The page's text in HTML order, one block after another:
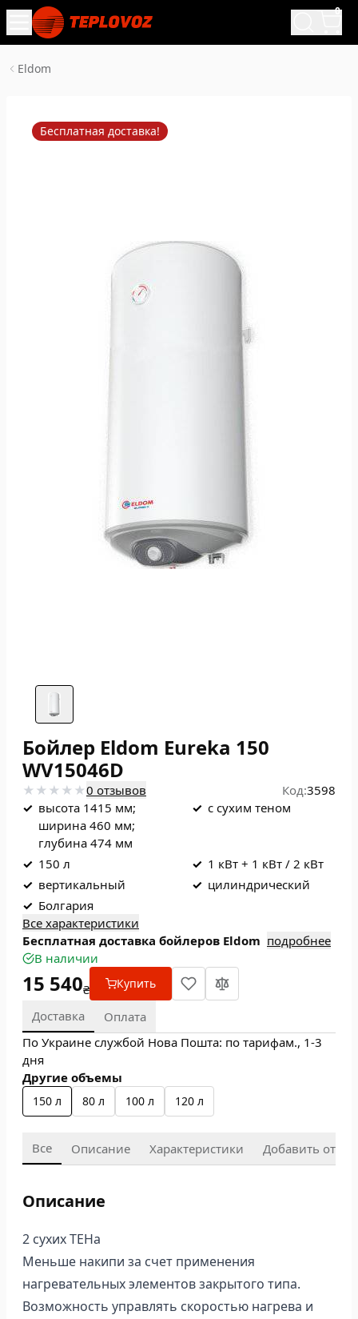
0
Eldom
Бесплатная доставка!
Бойлер Eldom Eureka 150
WV15046D
0 отзывов Код:3598
✓ высота 1415 мм;
ширина 460 мм;
глубина 474 мм
✓ с сухим теном
✓ 150 л ✓ 1 кВт + 1 кВт / 2 кВт
✓ вертикальный ✓ цилиндрический
✓ Болгария
Все характеристики
Бесплатная доставка бойлеров Eldom подробнее
В наличии
15 540₴ Купить
Доставка
Оплата
По Украине службой Нова Пошта: по тарифам., 1-3
дня
Другие объемы
150 л 80 л 100 л 120 л
Все Описание Характеристики Добавить отзыв
Описание
2 сухих ТЕНа
Меньше накипи за счет применения
нагревательных элементов закрытого типа.
Возможность управлять скоростью нагрева и